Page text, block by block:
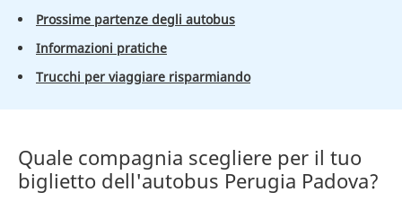
Prossime partenze degli autobus
Informazioni pratiche
Trucchi per viaggiare risparmiando
Quale compagnia scegliere per il tuo
biglietto dell'autobus Perugia Padova?